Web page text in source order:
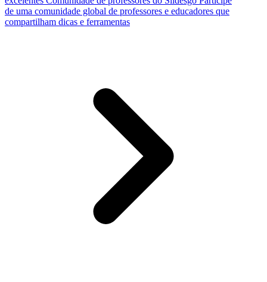
de uma comunidade global de professores e educadores que
compartilham dicas e ferramentas